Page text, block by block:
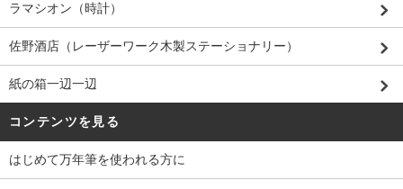
ラマシオン（時計）
佐野酒店（レーザーワーク木製ステーショナリー）
紙の箱一辺一辺
コンテンツを見る
はじめて万年筆を使われる方に